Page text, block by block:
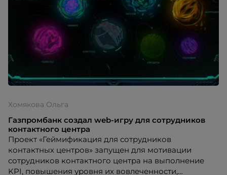
Хомякова Ольга
Газпромбанк создал web-игру для сотрудников
контактного центра
Проект «Геймификация для сотрудников
контактных центров» запущен для мотивации
сотрудников контактного центра на выполнение
KPI, повышения уровня их вовлеченности,